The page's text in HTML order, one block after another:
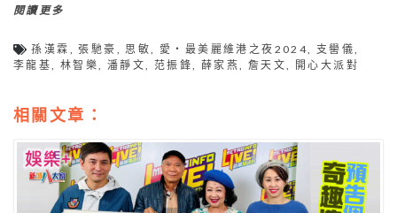
閱讀更多
孫漢霖 ,張馳豪 思敏 愛‧最美麗維港之夜2024 支嚳儀
李龍基
,林智樂 ,潘靜文 ,范振鋒 ,薛家燕 ,詹天文 開心大派對
相關文章：